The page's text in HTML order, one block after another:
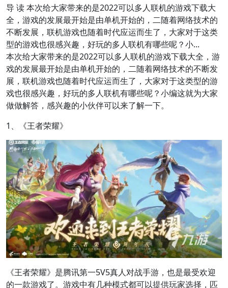
导 读 本次给大家带来的是2022可以多人联机的游戏下载大
全，游戏的发展最开始是由单机开始的，二随着网络技术的
不断发展，联机游戏也随着时代应运而生了，大家对于这类
型的游戏也很感兴趣，好玩的多人联机有哪些呢？小...
本次给大家带来的是2022可以多人联机的游戏下载大全，游
戏的发展最开始是由单机开始的，二随着网络技术的不断发
展，联机游戏也随着时代应运而生了，大家对于这类型的游
戏也很感兴趣，好玩的多人联机有哪些呢？小编这就为大家
做做解答，感兴趣的小伙伴可以来了解一下。
1、《王者荣耀》
《王者荣耀》是腾讯第一5V5真人对战手游，也是最受欢迎
的一款游戏了。游戏中有几种模式都可以提供玩家选择，匹